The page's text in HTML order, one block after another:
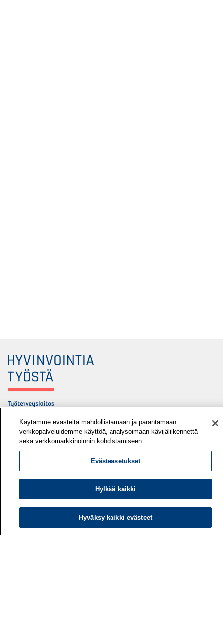
Työterveyslaitos
PL 40
00032 TYÖTERVEYSLAITOS
Puhelin: 030 474 1 (pvm/mpm)
Yhteystiedot
Laskutustiedot
Tietoa meistä
Käytämme evästeitä mahdollistamaan ja parantamaan
verkkopalveluidemme käyttöä, analysoimaan kävijäliikennettä
sekä verkkomarkkinoinnin kohdistamiseen.
Evästeasetukset
Hylkää kaikki
Hyväksy kaikki evästeet